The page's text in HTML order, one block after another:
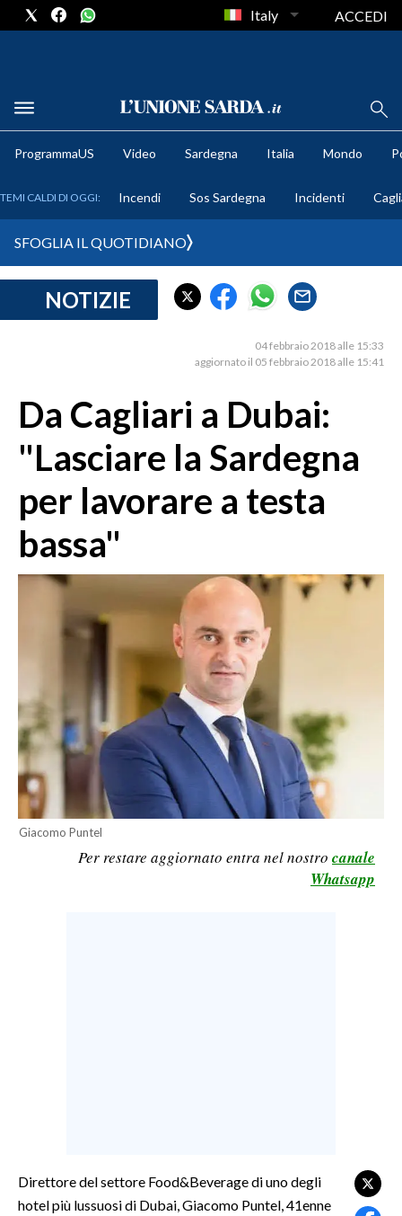
METEO
CRONACA SARDEGNA
MEDIO CAMPIDANO
ORISTANO E PROVINCIA
SASSARI E PROVINCIA
NUORO E PROVINCIA
OGLIASTRA
AGENDA
POLITICA
ECONOMIA
SERVIZI ALLE IMPRESE
LAVORO
CULTURA
Italy ACCEDI
ProgrammaUS Video Sardegna Italia Mondo
TEMI CALDI DI OGGI: Incendi Sos Sardegna Incidenti
SFOGLIA IL QUOTIDIANO
NOTIZIE
04 febbraio 2018 alle 15:33
aggiornato il 05 febbraio 2018 alle 15:41
Da Cagliari a Dubai:
"Lasciare la Sardegna
per lavorare a testa
bassa"
Giacomo Puntel
Per restare aggiornato entra nel nostro canale
Whatsapp
Direttore del settore Food&Beverage di uno degli
hotel più lussuosi di Dubai, Giacomo Puntel, 41enne